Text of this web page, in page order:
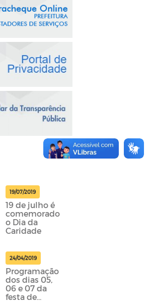
19/07/2019
19 de julho é
comemorado
o Dia da
Caridade
24/04/2019
Programação
dos dias 05,
06 e 07 da
festa de